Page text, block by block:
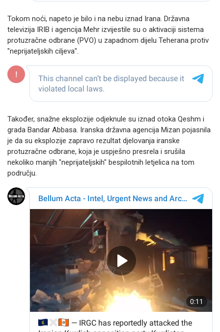
Tokom noći, napeto je bilo i na nebu iznad Irana. Državna
televizija IRIB i agencija Mehr izvijestile su o aktivaciji sistema
protuzračne odbrane (PVO) u zapadnom dijelu Teherana protiv
"neprijateljskih ciljeva".
Također, snažne eksplozije odjeknule su iznad otoka Qeshm i
grada Bandar Abbasa. Iranska državna agencija Mizan pojasnila
je da su eksplozije zapravo rezultat djelovanja iranske
protuzračne odbrane, koja je uspješno presrela i srušila
nekoliko manjih "neprijateljskih" bespilotnih letjelica na tom
području.